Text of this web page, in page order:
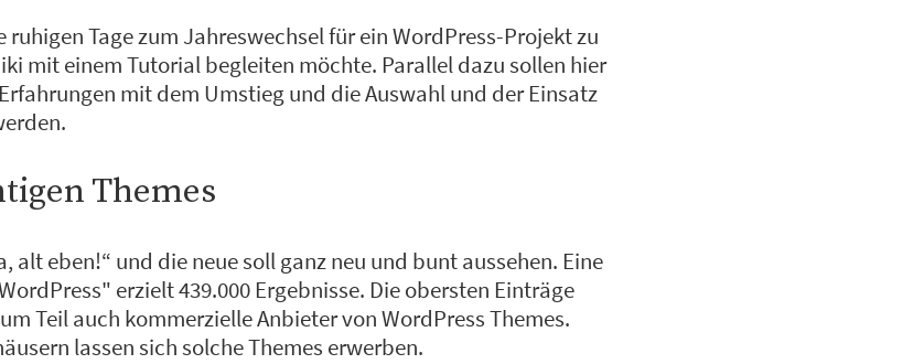
ruhigen Tage zum Jahreswechsel für ein WordPress-Projekt zu
mit einem Tutorial begleiten möchte. Parallel dazu sollen hier
mit dem Umstieg und die Auswahl und der Einsatz
Themes
alt eben!“ und die neue soll ganz neu und bunt aussehen. Eine
erzielt 439.000 Ergebnisse. Die obersten Einträge
Teil auch kommerzielle Anbieter von WordPress Themes.
lassen sich solche Themes erwerben.